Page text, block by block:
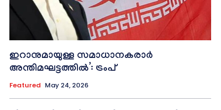
ഇറാനുമായുള്ള സമാധാനകരാർ
അന്തിമഘട്ടത്തിൽ‌’: ട്രംപ്
Featured May 24, 2026